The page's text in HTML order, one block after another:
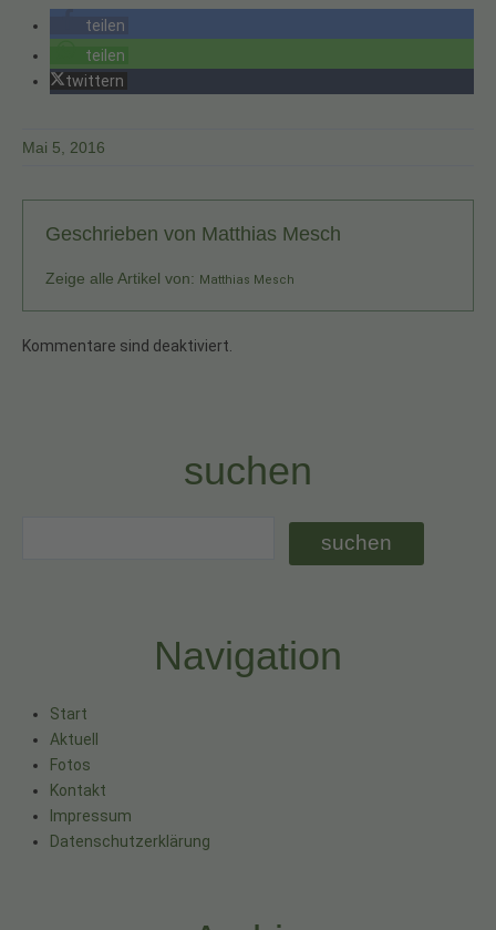
teilen
teilen
twittern
Mai 5, 2016
Geschrieben von Matthias Mesch
Zeige alle Artikel von: Matthias Mesch
Kommentare sind deaktiviert.
suchen
Navigation
Start
Aktuell
Fotos
Kontakt
Impressum
Datenschutzerklärung